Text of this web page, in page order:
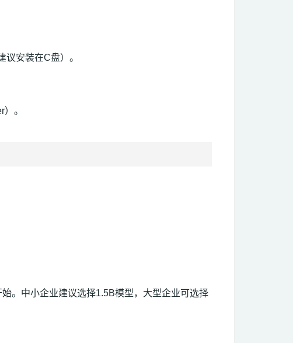
安装在C盘）。
。
。中小企业建议选择1.5B模型，大型企业可选择